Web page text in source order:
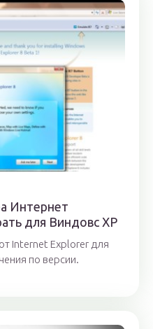
Интернет
для Виндовс ХР
Internet Explorer для
по версии.